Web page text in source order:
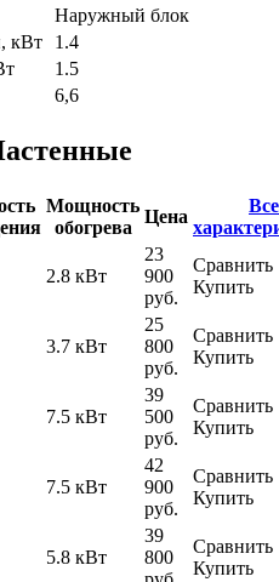
Наружный блок
кВт
1.4
1.5
6,6
Мощность
обогрева
Цена
Все
2.8 кВт
23
900
руб.
Сравнить
Купить
3.7 кВт
25
800
руб.
Сравнить
Купить
7.5 кВт
39
500
руб.
Сравнить
Купить
7.5 кВт
42
900
руб.
Сравнить
Купить
5.8 кВт
39
800
Сравнить
Купить